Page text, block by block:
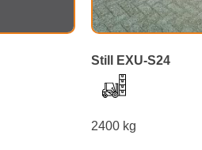
Still EXU-S24
2400 kg